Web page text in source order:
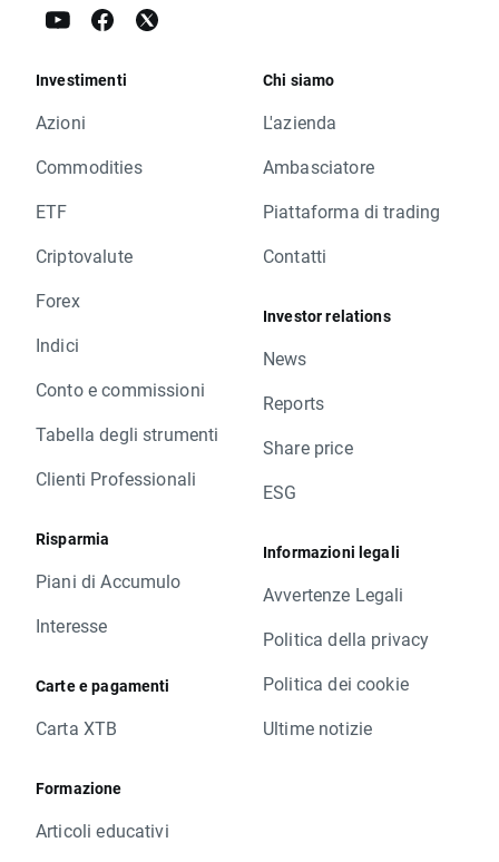
Investimenti
Azioni
Commodities
ETF
Criptovalute
Forex
Indici
Conto e commissioni
Tabella degli strumenti
Clienti Professionali
Risparmia
Piani di Accumulo
Interesse
Carte e pagamenti
Carta XTB
Formazione
Articoli educativi
Chi siamo
L'azienda
Ambasciatore
Piattaforma di trading
Contatti
Investor relations
News
Reports
Share price
ESG
Informazioni legali
Avvertenze Legali
Politica della privacy
Politica dei cookie
Ultime notizie